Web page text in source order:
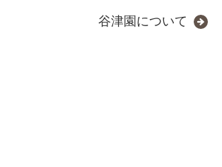
谷津園について